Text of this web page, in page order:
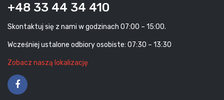
+48 33 44 34 410
Skontaktuj się z nami w godzinach 07:00 – 15:00.
Wcześniej ustalone odbiory osobiste: 07:30 – 13:30
Zobacz naszą lokalizację